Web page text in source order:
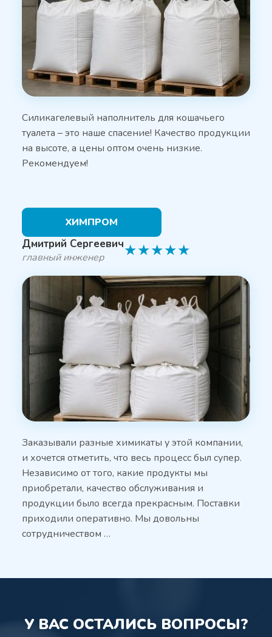
Силикагелевый наполнитель для кошачьего
туалета – это наше спасение! Качество продукции
на высоте, а цены оптом очень низкие.
Рекомендуем!
ХИМПРОМ
Дмитрий Сергеевич
главный инженер ★★★★★
Заказывали разные химикаты у этой компании,
и хочется отметить, что весь процесс был супер.
Независимо от того, какие продукты мы
приобретали, качество обслуживания и
продукции было всегда прекрасным. Поставки
приходили оперативно. Мы довольны
сотрудничеством …
У ВАС ОСТАЛИСЬ ВОПРОСЫ?